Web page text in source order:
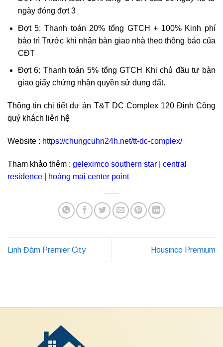
ngày đóng đợt 3
Đợt 5: Thanh toán 20% tổng GTCH + 100% Kinh phí
bảo trì Trước khi nhận bàn giao nhà theo thông báo của
CĐT
Đợt 6: Thanh toán 5% tổng GTCH Khi chủ đầu tư bàn
giao giấy chứng nhận quyền sử dụng đất.
Thông tin chi tiết dự án T&T DC Complex 120 Định Công
quý khách liên hệ
Website : https://chungcuhn24h.net/tt-dc-complex/
Tham khảo thêm : geleximco southern star | central
residence | hoàng mai center point
Linh Đàm Premier City Housinco Premium